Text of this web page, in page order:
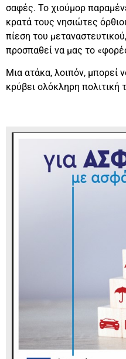
σαφές. Το χιούμορ
κρατά τους νησιώτες
πίεση του
προσπαθεί να μας το
Μια ατάκα, λοιπόν, μπορεί
κρύβει ολόκληρη πολιτική